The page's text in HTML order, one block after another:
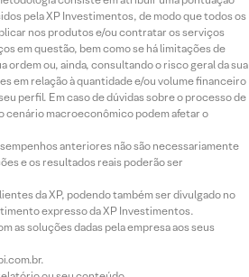
pela XP Investimentos, de modo que todos os
nos produtos e/ou contratar os serviços
em questão, bem como se há limitações de
ou, ainda, consultando o risco geral da sua
em relação à quantidade e/ou volume financeiro
perfil. Em caso de dúvidas sobre o processo de
cenário macroeconômico podem afetar o
anteriores não são necessariamente
e os resultados reais poderão ser
da XP, podendo também ser divulgado no
expresso da XP Investimentos.
as soluções dadas pela empresa aos seus